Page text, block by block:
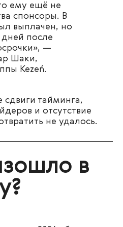
ему ещё не
спонсоры. В
выплачен, но
дней после
—
Шаки,
Kezeń.
сдвиги тайминга,
и отсутствие
не удалось.
в